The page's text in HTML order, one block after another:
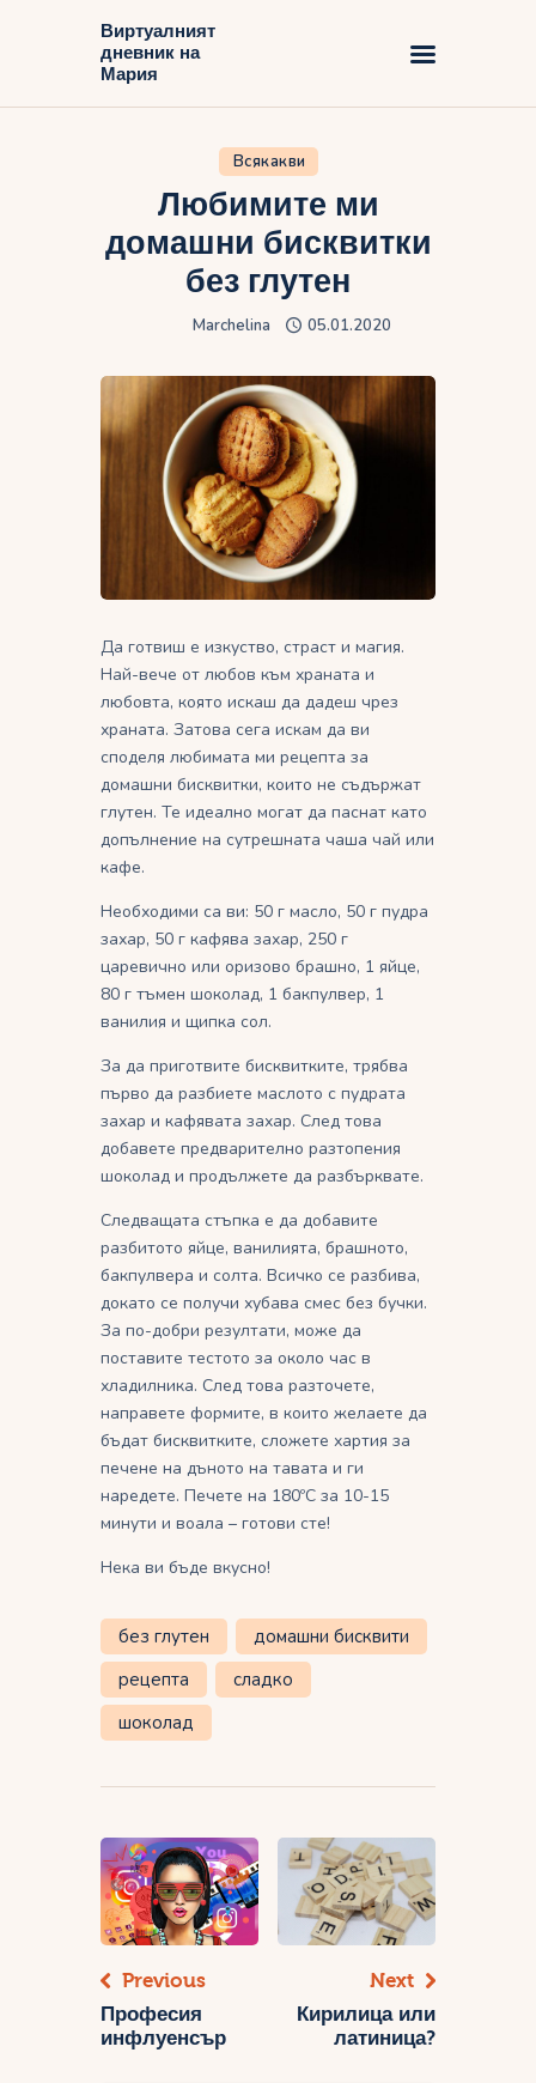
Виртуалният
дневник на
Мария
Виртуалният дневник на Мария
Всякакви
Любимите ми
домашни бисквитки
без глутен
Marchelina 05.01.2020
Да готвиш е изкуство, страст и магия.
Най-вече от любов към храната и
любовта, която искаш да дадеш чрез
храната. Затова сега искам да ви
споделя любимата ми рецепта за
домашни бисквитки, които не съдържат
глутен. Те идеално могат да паснат като
допълнение на сутрешната чаша чай или
кафе.
Необходими са ви: 50 г масло, 50 г пудра
захар, 50 г кафява захар, 250 г
царевично или оризово брашно, 1 яйце,
80 г тъмен шоколад, 1 бакпулвер, 1
ванилия и щипка сол.
За да приготвите бисквитките, трябва
първо да разбиете маслото с пудрата
захар и кафявата захар. След това
добавете предварително разтопения
шоколад и продължете да разбърквате.
Следващата стъпка е да добавите
разбитото яйце, ванилията, брашното,
бакпулвера и солта. Всичко се разбива,
докато се получи хубава смес без бучки.
За по-добри резултати, може да
поставите тестото за около час в
хладилника. След това разточете,
направете формите, в които желаете да
бъдат бисквитките, сложете хартия за
печене на дъното на тавата и ги
наредете. Печете на 180ºC за 10-15
минути и воала – готови сте!
Нека ви бъде вкусно!
без глутен
домашни бисквити
рецепта
сладко
шоколад
Навигация
Previous
Професия
инфлуенсър
Next
Кирилица или
латиница?